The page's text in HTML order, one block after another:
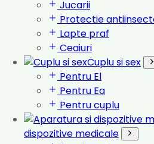
Jucarii
Protectie
Lapte praf
Ceaiuri
Cuplu si sex
Pentru El
Pentru Ea
Pentru cuplu
dispozitive medicale